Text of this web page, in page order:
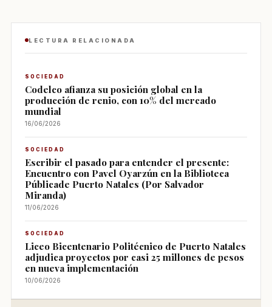
LECTURA RELACIONADA
SOCIEDAD
Codelco afianza su posición global en la
producción de renio, con 10% del mercado
mundial
16/06/2026
SOCIEDAD
Escribir el pasado para entender el presente:
Encuentro con Pavel Oyarzún en la Biblioteca
Públicade Puerto Natales (Por Salvador
Miranda)
11/06/2026
SOCIEDAD
Liceo Bicentenario Politécnico de Puerto Natales
adjudica proyectos por casi 25 millones de pesos
en nueva implementación
10/06/2026